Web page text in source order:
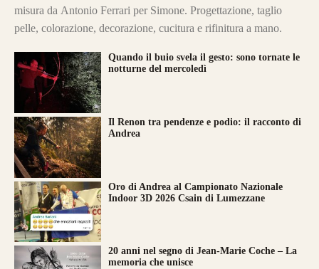
misura da Antonio Ferrari per Simone. Progettazione, taglio
pelle, colorazione, decorazione, cucitura e rifinitura a mano.
Quando il buio svela il gesto: sono tornate le
notturne del mercoledì
Il Renon tra pendenze e podio: il racconto di
Andrea
Oro di Andrea al Campionato Nazionale
Indoor 3D 2026 Csain di Lumezzane
20 anni nel segno di Jean-Marie Coche – La
memoria che unisce